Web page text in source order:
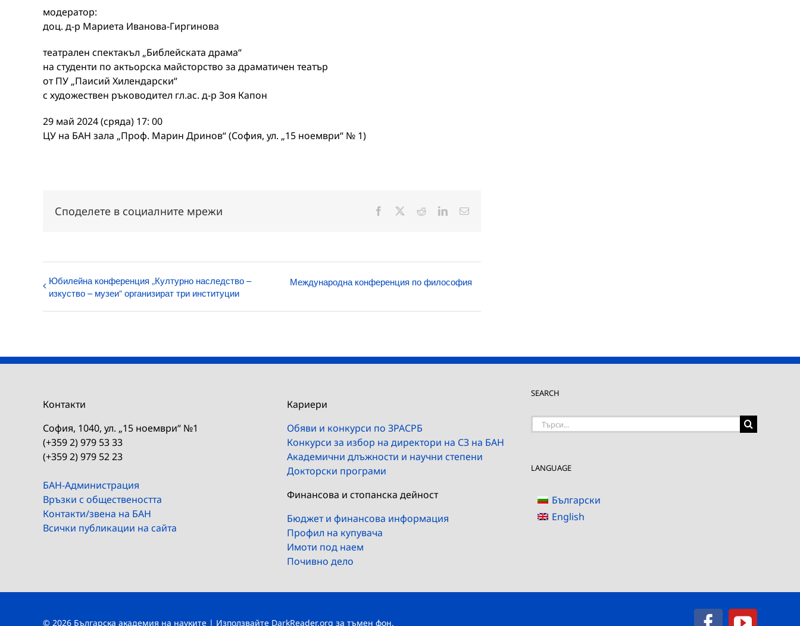
модератор:
доц. д-р Мариета Иванова-Гиргинова
театрален спектакъл „Библейската драма“
на студенти по актьорска майсторство за драматичен театър
от ПУ „Паисий Хилендарски“
с художествен ръководител гл.ас. д-р Зоя Капон
29 май 2024 (сряда) 17: 00
ЦУ на БАН зала „Проф. Марин Дринов“ (София, ул. „15 ноември“ № 1)
Споделете в социалните мрежи Facebook RedditLinkedInЕлектронна
Юбилейна конференция „Културно наследство –
изкуство – музеи“ организират три институции
Международна конференция по философия
Контакти
София, 1040, ул. „15 ноември“ №1
(+359 2) 979 53 33
(+359 2) 979 52 23
БАН-Администрация
Връзки с обществеността
Контакти/звена на БАН
Всички публикации на сайта
Кариери
Обяви и конкурси по ЗРАСРБ
Конкурси за избор на директори на СЗ на БАН
Академични длъжности и научни степени
Докторски програми
Финансова и стопанска дейност
Бюджет и финансова информация
Профил на купувача
Имоти под наем
Почивно дело
SEARCH
Търсене
LANGUAGE
Български
English
© 2026 Българска академия на науките | Използвайте DarkReader.org за тъмен фон.